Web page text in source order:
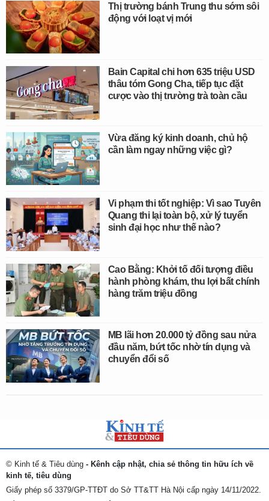
Thị trường bánh Trung thu sớm sôi
động với loạt vị mới
Bain Capital chi hơn 635 triệu USD
thâu tóm Gong Cha, tiếp tục đặt
cược vào thị trường trà toàn cầu
Vừa đăng ký kinh doanh, chủ hộ
cần làm ngay những việc gì?
Vi phạm thi tốt nghiệp: Vì sao Tuyên
Quang thi lại toàn bộ, xử lý tuyển
sinh đại học như thế nào?
Cao Bằng: Khởi tố đối tượng điều
hành phòng khám, thu lợi bất chính
hàng trăm triệu đồng
MB lãi hơn 20.000 tỷ đồng sau nửa
đầu năm, bứt tốc nhờ tín dụng và
chuyển đổi số
© Kinh tế & Tiêu dùng - Kênh cập nhật, chia sẻ thông tin hữu ích về
kinh tế, tiêu dùng
Giấy phép số 3379/GP-TTĐT do Sở TT&TT Hà Nội cấp ngày 14/11/2022.